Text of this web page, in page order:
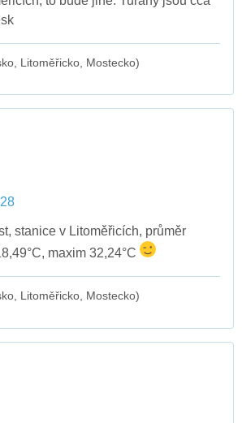
Litoměřicko, Mostecko)
stanice v Litoměřicích, průměr
maxim 32,24°C
Litoměřicko, Mostecko)